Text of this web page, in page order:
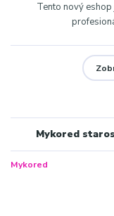
Tento nový
Mykored
Mykored